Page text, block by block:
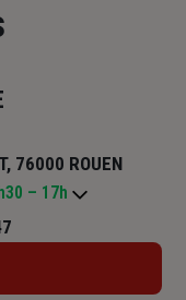
76000 ROUEN
Ouvert 09h – 12h30 / 13h30 – 17h
– 17h